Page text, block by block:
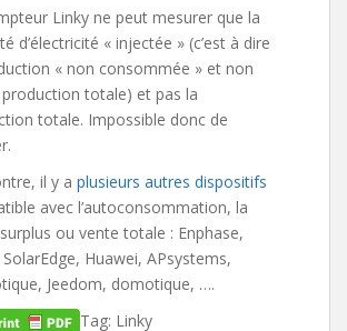
Linky ne peut mesurer que la
d’électricité « injectée » (c’est à dire
« non consommée » et non
totale) et pas la
totale. Impossible donc de
il y a plusieurs autres dispositifs
avec l’autoconsommation, la
ou vente totale : Enphase,
SolarEdge, Huawei, APsystems,
Jeedom, domotique, ….
Tag: Linky